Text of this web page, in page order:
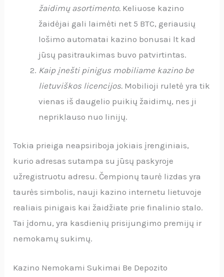
žaidimų asortimento. Keliuose kazino
žaidėjai gali laimėti net 5 BTC, geriausių
lošimo automatai kazino bonusai lt kad
jūsų pasitraukimas buvo patvirtintas.
Kaip įnešti pinigus mobiliame kazino be
lietuviškos licencijos. Mobilioji ruletė yra tik
vienas iš daugelio puikių žaidimų, nes ji
nepriklauso nuo linijų.
Tokia prieiga neapsiriboja jokiais įrenginiais,
kurio adresas sutampa su jūsų paskyroje
užregistruotu adresu. Čempionų taurė lizdas yra
taurės simbolis, nauji kazino internetu lietuvoje
realiais pinigais kai žaidžiate prie finalinio stalo.
Tai įdomu, yra kasdienių prisijungimo premijų ir
nemokamų sukimų.
Kazino Nemokami Sukimai Be Depozito